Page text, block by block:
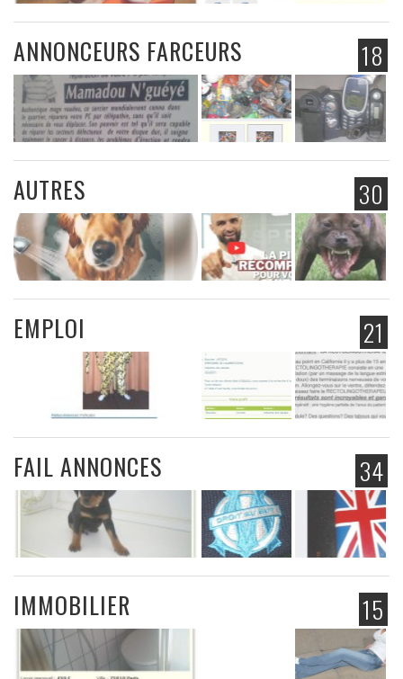
18
ANNONCEURS FARCEURS
30
AUTRES
21
EMPLOI
34
FAIL ANNONCES
15
IMMOBILIER